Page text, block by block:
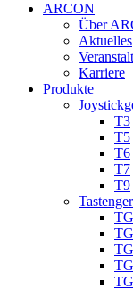
ARCON
Über
Aktuelles
Karriere
Produkte
T3
T5
T6
T7
T9